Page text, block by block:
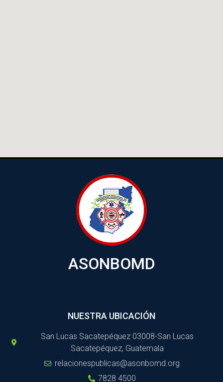
ASONBOMD
NUESTRA UBICACIÓN
San Lucas Sacatepéquez 03008-San Lucas
Sacatepéquez, Guatemala
relacionespublicas@asonbomd.org
7828 4500